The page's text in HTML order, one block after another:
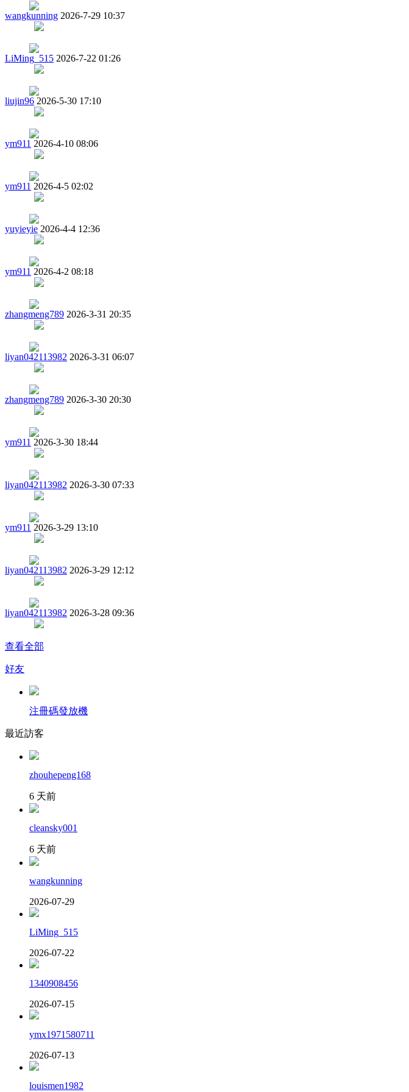
wangkunning 2026-7-29 10:37
LiMing_515 2026-7-22 01:26
liujin96 2026-5-30 17:10
ym911 2026-4-10 08:06
ym911 2026-4-5 02:02
yuyieyie 2026-4-4 12:36
ym911 2026-4-2 08:18
zhangmeng789 2026-3-31 20:35
liyan042113982 2026-3-31 06:07
zhangmeng789 2026-3-30 20:30
ym911 2026-3-30 18:44
liyan042113982 2026-3-30 07:33
ym911 2026-3-29 13:10
liyan042113982 2026-3-29 12:12
liyan042113982 2026-3-28 09:36
查看全部
好友
注冊碼發放機
最近訪客
zhouhepeng168
6 天前
cleansky001
6 天前
wangkunning
2026-07-29
LiMing_515
2026-07-22
1340908456
2026-07-15
ymx1971580711
2026-07-13
louismen1982